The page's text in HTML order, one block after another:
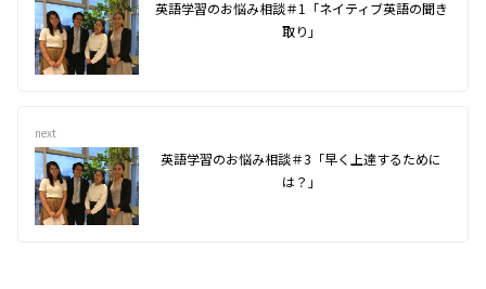
英語学習のお悩み相談＃1「ネイティブ英語の聞き
取り」
next
英語学習のお悩み相談＃3「早く上達するために
は？」